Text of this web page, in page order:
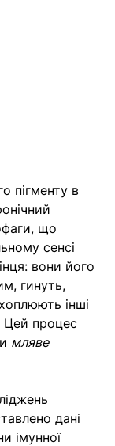
пігменту в
що
сенсі
вони його
гинуть,
інші
Цей процес
мляве
дані
імунної